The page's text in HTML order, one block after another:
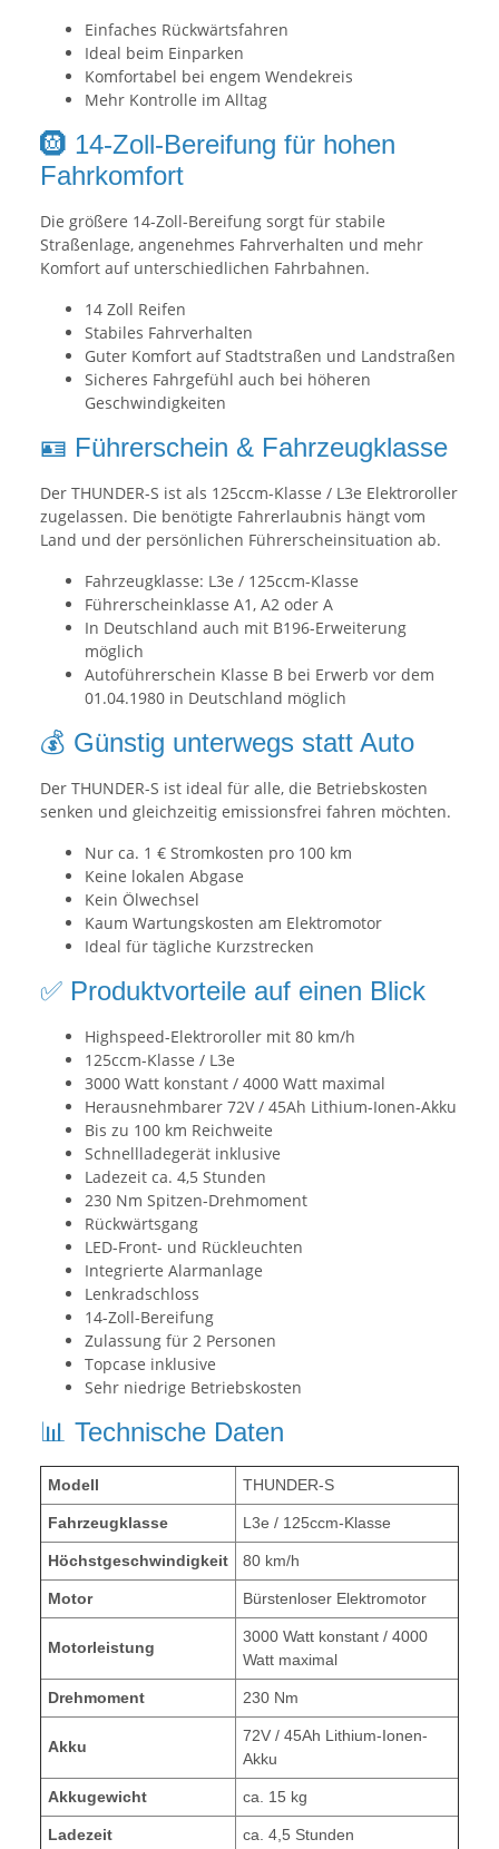
Einfaches Rückwärtsfahren
Ideal beim Einparken
Komfortabel bei engem Wendekreis
Mehr Kontrolle im Alltag
🛞 14-Zoll-Bereifung für hohen
Fahrkomfort
Die größere 14-Zoll-Bereifung sorgt für stabile
Straßenlage, angenehmes Fahrverhalten und mehr
Komfort auf unterschiedlichen Fahrbahnen.
14 Zoll Reifen
Stabiles Fahrverhalten
Guter Komfort auf Stadtstraßen und Landstraßen
Sicheres Fahrgefühl auch bei höheren
Geschwindigkeiten
🪪 Führerschein & Fahrzeugklasse
Der THUNDER-S ist als 125ccm-Klasse / L3e Elektroroller
zugelassen. Die benötigte Fahrerlaubnis hängt vom
Land und der persönlichen Führerscheinsituation ab.
Fahrzeugklasse: L3e / 125ccm-Klasse
Führerscheinklasse A1, A2 oder A
In Deutschland auch mit B196-Erweiterung
möglich
Autoführerschein Klasse B bei Erwerb vor dem
01.04.1980 in Deutschland möglich
💰 Günstig unterwegs statt Auto
Der THUNDER-S ist ideal für alle, die Betriebskosten
senken und gleichzeitig emissionsfrei fahren möchten.
Nur ca. 1 € Stromkosten pro 100 km
Keine lokalen Abgase
Kein Ölwechsel
Kaum Wartungskosten am Elektromotor
Ideal für tägliche Kurzstrecken
✅ Produktvorteile auf einen Blick
Highspeed-Elektroroller mit 80 km/h
125ccm-Klasse / L3e
3000 Watt konstant / 4000 Watt maximal
Herausnehmbarer 72V / 45Ah Lithium-Ionen-Akku
Bis zu 100 km Reichweite
Schnellladegerät inklusive
Ladezeit ca. 4,5 Stunden
230 Nm Spitzen-Drehmoment
Rückwärtsgang
LED-Front- und Rückleuchten
Integrierte Alarmanlage
Lenkradschloss
14-Zoll-Bereifung
Zulassung für 2 Personen
Topcase inklusive
Sehr niedrige Betriebskosten
📊 Technische Daten
Modell THUNDER-S
Fahrzeugklasse L3e / 125ccm-Klasse
Höchstgeschwindigkeit 80 km/h
Motor Bürstenloser Elektromotor
Motorleistung
3000 Watt konstant / 4000
Watt maximal
Drehmoment 230 Nm
Akku
72V / 45Ah Lithium-Ionen-
Akku
Akkugewicht ca. 15 kg
Ladezeit ca. 4,5 Stunden